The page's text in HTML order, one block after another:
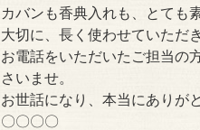
カバンも香典入れも、とても
大切に、長く使わせていただ
お電話をいただいたご担当の
さいませ。
お世話になり、本当にありが
〇〇〇〇